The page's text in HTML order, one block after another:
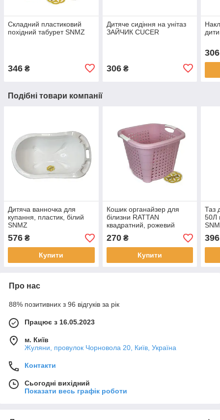
Складний пластиковий
похідний табурет SNMZ
346 ₴
Дитяче сидіння на унітаз
ЗАЙЧИК CUCER
306₴
306
Подібні товари компанії
Дитяча ванночка для
купання, пластик, білий
SNMZ
576 ₴
Купити
Кошик органайзер для
білизни RATTAN
квадратний, рожевий
270₴
Купити
Таз
50Л
396
Про нас
88% позитивних з 96 відгуків за рік
Працює з 16.05.2023
м. Київ
Жуляни, провулок Чорновола 20, Київ, Україна
Контакти
Сьогодні вихідний
Показати весь графік роботи